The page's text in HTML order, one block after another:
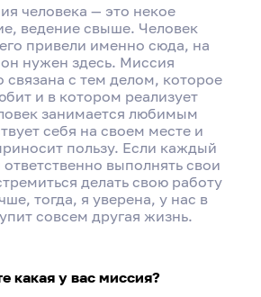
человека — это некое
ведение свыше. Человек
его привели именно сюда, на
нужен здесь. Миссия
связана с тем делом, которое
и в котором реализует
занимается любимым
себя на своем месте и
пользу. Если каждый
ответственно выполнять свои
делать свою работу
тогда, я уверена, у нас в
совсем другая жизнь.
какая у вас миссия?